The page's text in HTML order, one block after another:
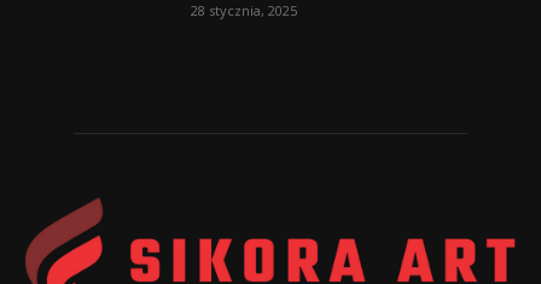
28 stycznia, 2025